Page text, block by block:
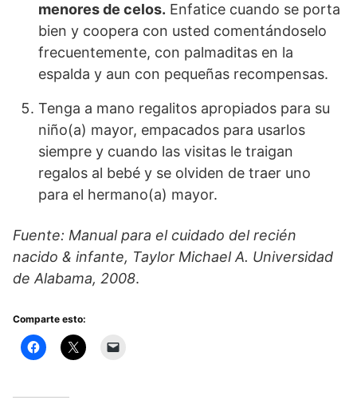
menores de celos. Enfatice cuando se porta
bien y coopera con usted comentándoselo
frecuentemente, con palmaditas en la
espalda y aun con pequeñas recompensas.
Tenga a mano regalitos apropiados para su
niño(a) mayor, empacados para usarlos
siempre y cuando las visitas le traigan
regalos al bebé y se olviden de traer uno
para el hermano(a) mayor.
Fuente: Manual para el cuidado del recién
nacido & infante, Taylor Michael A. Universidad
de Alabama, 2008.
Comparte esto: